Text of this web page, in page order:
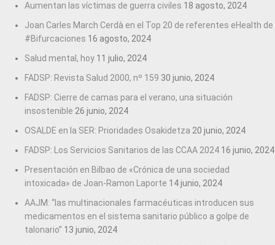
Aumentan las víctimas de guerra civiles 18 agosto, 2024
Joan Carles March Cerdà en el Top 20 de referentes eHealth de
#Bifurcaciones 16 agosto, 2024
Salud mental, hoy 11 julio, 2024
FADSP: Revista Salud 2000, nº 159 30 junio, 2024
FADSP: Cierre de camas para el verano, una situación
insostenible 26 junio, 2024
OSALDE en la SER: Prioridades Osakidetza 20 junio, 2024
FADSP: Los Servicios Sanitarios de las CCAA 2024 16 junio, 2024
Presentación en Bilbao de «Crónica de una sociedad
intoxicada» de Joan-Ramon Laporte 14 junio, 2024
AAJM: “las multinacionales farmacéuticas introducen sus
medicamentos en el sistema sanitario público a golpe de
talonario” 13 junio, 2024